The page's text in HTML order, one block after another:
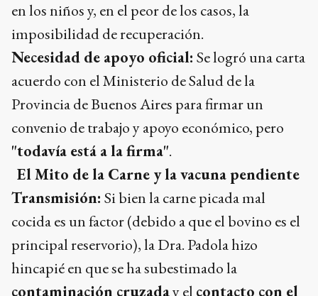
en los niños y, en el peor de los casos, la
imposibilidad de recuperación.
Necesidad de apoyo oficial: Se logró una carta
acuerdo con el Ministerio de Salud de la
Provincia de Buenos Aires para firmar un
convenio de trabajo y apoyo económico, pero
"todavía está a la firma".
El Mito de la Carne y la vacuna pendiente
Transmisión: Si bien la carne picada mal
cocida es un factor (debido a que el bovino es el
principal reservorio), la Dra. Padola hizo
hincapié en que se ha subestimado la
contaminación cruzaday el contacto con el